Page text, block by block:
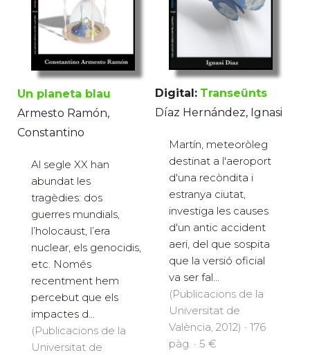
Un planeta blau
Armesto Ramón,
Constantino
Al segle XX han
abundat les
tragèdies: dos
guerres mundials,
l’holocaust, l’era
nuclear, els genocidis,
etc. Només
recentment hem
percebut que els
impactes d...
(Publicacions de la
Universitat de
Digital: Transeünts
Díaz Hernández, Ignasi
Martín, meteoròleg
destinat a l'aeroport
d'una recòndita i
estranya ciutat,
investiga les causes
d'un antic accident
aeri, del que sospita
que la versió oficial
va ser fal...
(Publicacions de la
Universitat de
València, 2012) · 176
pàg. · 5 €